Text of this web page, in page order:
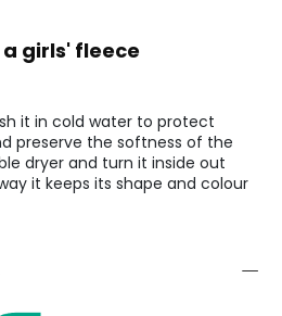
girls' fleece
it in cold water to protect
preserve the softness of the
dryer and turn it inside out
it keeps its shape and colour